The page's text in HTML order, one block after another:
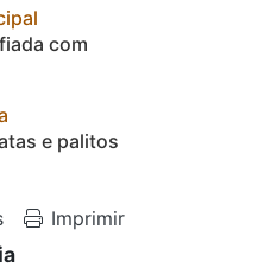
com
e palitos
Imprimir